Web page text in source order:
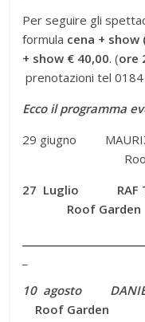
Per seguire gli
formula cena + show
+ show € 40,00. (ore
prenotazioni tel
Ecco il programma
29 giugno
Roof
27 Luglio RAF
Roof Garden
10 agosto
Roof Garden